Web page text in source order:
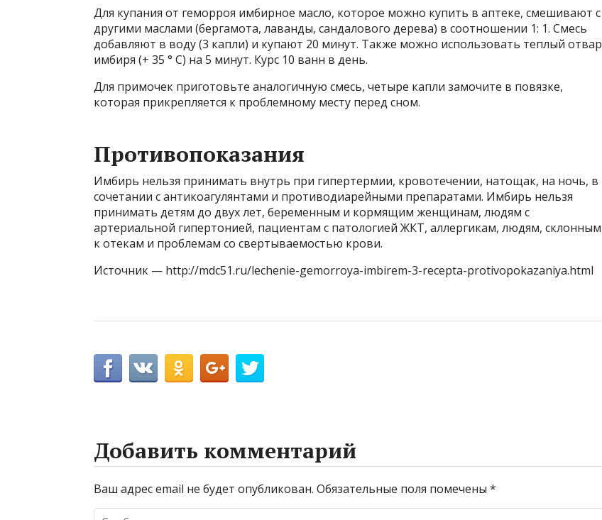
Для купания от геморроя имбирное масло, которое можно купить в аптеке, смешивают с
другими маслами (бергамота, лаванды, сандалового дерева) в соотношении 1: 1. Смесь
добавляют в воду (3 капли) и купают 20 минут. Также можно использовать теплый отвар
имбиря (+ 35 ° C) на 5 минут. Курс 10 ванн в день.
Для примочек приготовьте аналогичную смесь, четыре капли замочите в повязке,
которая прикрепляется к проблемному месту перед сном.
Противопоказания
Имбирь нельзя принимать внутрь при гипертермии, кровотечении, натощак, на ночь, в
сочетании с антикоагулянтами и противодиарейными препаратами. Имбирь нельзя
принимать детям до двух лет, беременным и кормящим женщинам, людям с
артериальной гипертонией, пациентам с патологией ЖКТ, аллергикам, людям, склонным
к отекам и проблемам со свертываемостью крови.
Источник — http://mdc51.ru/lechenie-gemorroya-imbirem-3-recepta-protivopokazaniya.html
Добавить комментарий
Ваш адрес email не будет опубликован. Обязательные поля помечены *